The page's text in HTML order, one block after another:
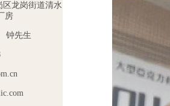
区龙岗街道清水
房
钟先生